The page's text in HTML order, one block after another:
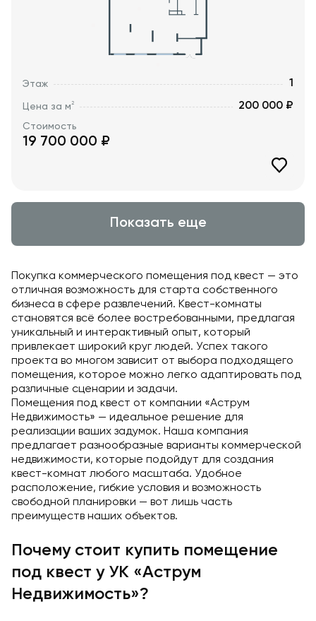
Этаж 1
Цена за м2 200 000 ₽
Стоимость
19 700 000 ₽
Показать еще
Покупка коммерческого помещения под квест — это
отличная возможность для старта собственного
бизнеса в сфере развлечений. Квест-комнаты
становятся всё более востребованными, предлагая
уникальный и интерактивный опыт, который
привлекает широкий круг людей. Успех такого
проекта во многом зависит от выбора подходящего
помещения, которое можно легко адаптировать под
различные сценарии и задачи.
Помещения под квест от компании «Аструм
Недвижимость» — идеальное решение для
реализации ваших задумок. Наша компания
предлагает разнообразные варианты коммерческой
недвижимости, которые подойдут для создания
квест-комнат любого масштаба. Удобное
расположение, гибкие условия и возможность
свободной планировки — вот лишь часть
преимуществ наших объектов.
Почему стоит купить помещение
под квест у УК «Аструм
Недвижимость»?